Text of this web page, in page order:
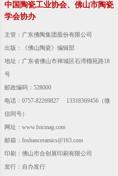
中国陶瓷工业协会、佛山市陶瓷
学会协办
主管：广东佛陶集团股份有限公司
出版：《佛山陶瓷》编辑部
地址：广东省佛山市禅城区石湾榴苑路18
号
邮政编码：528000
电话：0757-82269827 13318369456（微
信同号）
网址： www.fstcmag.com
邮箱：foshanceramics@163.com
印刷：佛山市合创展印刷有限公司
发行：自办发行